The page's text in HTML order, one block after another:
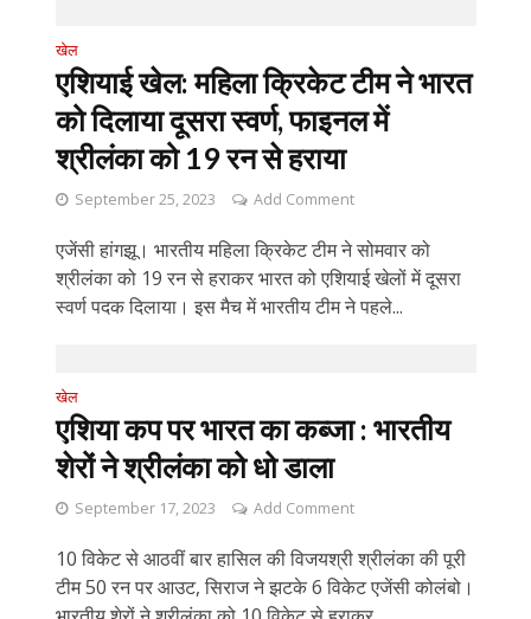
खेल
एशियाई खेल: महिला क्रिकेट टीम ने भारत
को दिलाया दूसरा स्वर्ण, फाइनल में
श्रीलंका को 19 रन से हराया
September 25, 2023 Add Comment
एजेंसी हांगझू। भारतीय महिला क्रिकेट टीम ने सोमवार को
श्रीलंका को 19 रन से हराकर भारत को एशियाई खेलों में दूसरा
स्वर्ण पदक दिलाया। इस मैच में भारतीय टीम ने पहले...
खेल
एशिया कप पर भारत का कब्जा : भारतीय
शेरों ने श्रीलंका को धो डाला
September 17, 2023 Add Comment
10 विकेट से आठवीं बार हासिल की विजयश्री श्रीलंका की पूरी
टीम 50 रन पर आउट, सिराज ने झटके 6 विकेट एजेंसी कोलंबो।